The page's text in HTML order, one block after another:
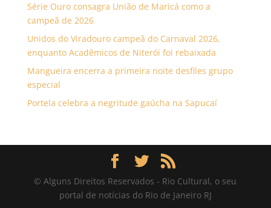
Série Ouro consagra União de Maricá como a
campeã de 2026
Unidos do Viradouro campeã do Carnaval 2026,
enquanto Acadêmicos de Niterói foi rebaixada
Mangueira encerra a primeira noite desfiles grupo
especial
Portela celebra a negritude gaúcha na Sapucaí
© Alguns Direitos Reservados - Rio Cultural, o seu
portal de notícias do Rio de Janeiro RJ